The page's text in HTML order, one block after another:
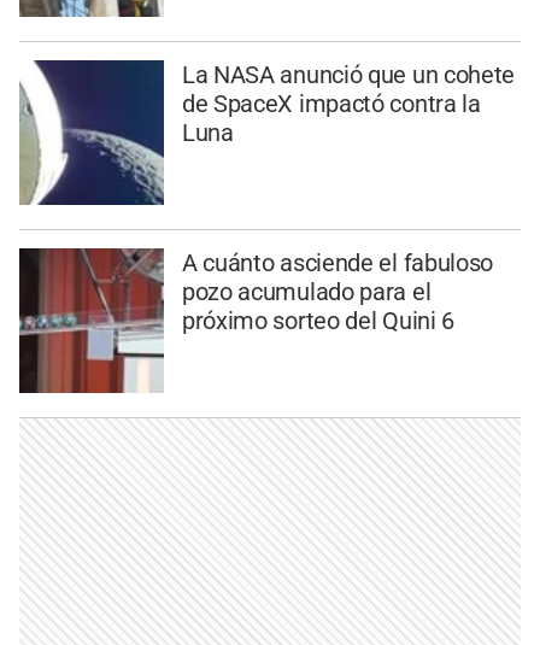
La NASA anunció que un cohete
de SpaceX impactó contra la
Luna
A cuánto asciende el fabuloso
pozo acumulado para el
próximo sorteo del Quini 6